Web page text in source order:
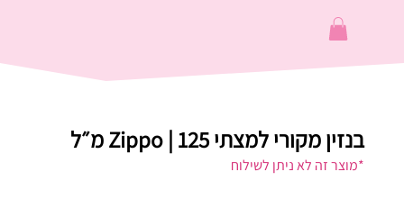
בנזין מקורי למצתי Zippo | 125 מ״ל
*מוצר זה לא ניתן לשילוח